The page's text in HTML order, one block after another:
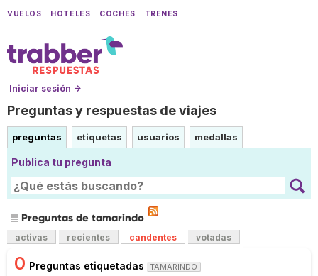
VUELOS HOTELES COCHES TRENES
Iniciar sesión →
Preguntas y respuestas de viajes
preguntas etiquetas usuarios medallas
Publica tu pregunta
Preguntas de tamarindo
activas recientes candentes votadas
0 Preguntas etiquetadas TAMARINDO